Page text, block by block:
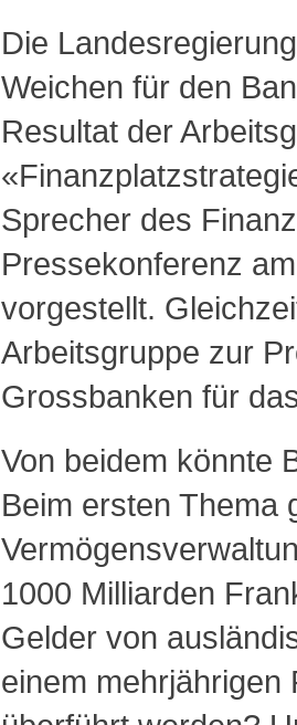
Die
Weichen für den
Resultat der
Sprecher des
Pressekonferenz
vorgestellt.
Arbeitsgruppe zur
Grossbanken für
Von beidem könnte
Beim ersten Thema
1000 Milliarden
Gelder von
einem mehrjährigen